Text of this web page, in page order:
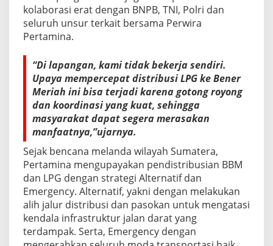
kolaborasi erat dengan BNPB, TNI, Polri dan
seluruh unsur terkait bersama Perwira
Pertamina.
“Di lapangan, kami tidak bekerja sendiri.
Upaya mempercepat distribusi LPG ke Bener
Meriah ini bisa terjadi karena gotong royong
dan koordinasi yang kuat, sehingga
masyarakat dapat segera merasakan
manfaatnya,”ujarnya.
Sejak bencana melanda wilayah Sumatera,
Pertamina mengupayakan pendistribusian BBM
dan LPG dengan strategi Alternatif dan
Emergency. Alternatif, yakni dengan melakukan
alih jalur distribusi dan pasokan untuk mengatasi
kendala infrastruktur jalan darat yang
terdampak. Serta, Emergency dengan